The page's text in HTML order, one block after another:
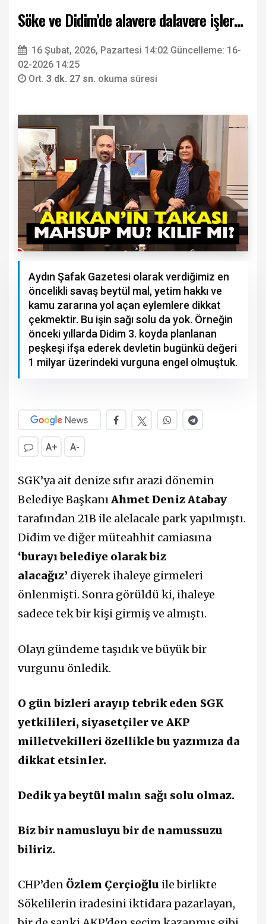
Söke ve Didim’de alavere dalavere işler…
16 Şubat, 2026, Pazartesi 14:02 Güncelleme: 16-
02-2026 14:25
Ort. 3 dk. 27 sn. okuma süresi
Aydın Şafak Gazetesi olarak verdiğimiz en
öncelikli savaş beytül mal, yetim hakkı ve
kamu zararına yol açan eylemlere dikkat
çekmektir. Bu işin sağı solu da yok. Örneğin
önceki yıllarda Didim 3. koyda planlanan
peşkeşi ifşa ederek devletin bugünkü değeri
1 milyar üzerindeki vurguna engel olmuştuk.
A+ A-
SGK’ya ait denize sıfır arazi dönemin
Belediye BaşkanıAhmet Deniz Atabay
tarafından 21B ile alelacale park yapılmıştı.
Didim ve diğer müteahhit camiasına
‘burayı belediye olarak biz
alacağız’ diyerek ihaleye girmeleri
önlenmişti. Sonra görüldü ki, ihaleye
sadece tek bir kişi girmiş ve almıştı.
Olayı gündeme taşıdık ve büyük bir
vurgunu önledik.
O gün bizleri arayıp tebrik eden SGK
yetkilileri, siyasetçiler ve AKP
milletvekilleri özellikle bu yazımıza da
dikkat etsinler.
Dedik ya beytül malın sağı solu olmaz.
Biz bir namusluyu bir de namussuzu
biliriz.
CHP’den Özlem Çerçioğlu ile birlikte
Sökelilerin iradesini iktidara pazarlayan,